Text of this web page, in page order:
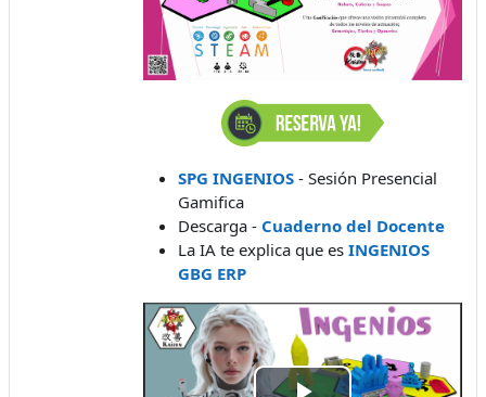
SPG INGENIOS - Sesión Presencial
Gamifica
Descarga - Cuaderno del Docente
La IA te explica que es INGENIOS
GBG ERP